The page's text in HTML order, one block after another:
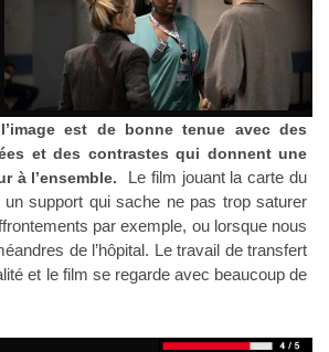
l’image est de bonne tenue avec des
et des contrastes qui donnent une
à l’ensemble.
Le film jouant la carte du
un support qui sache ne pas trop saturer
par exemple, ou lorsque nous
de l’hôpital. Le travail de transfert
et le film se regarde avec beaucoup de